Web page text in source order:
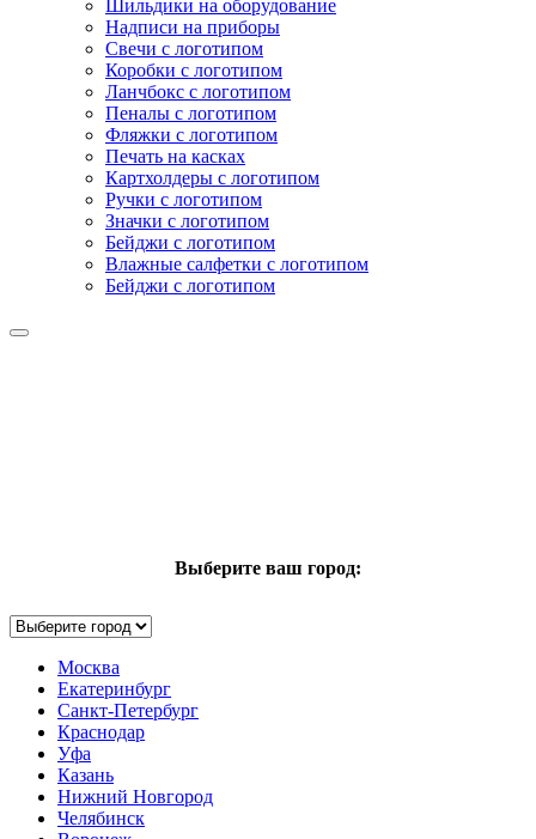
Шильдики на оборудование
Надписи на приборы
Свечи с логотипом
Коробки с логотипом
Ланчбокс с логотипом
Пеналы с логотипом
Фляжки с логотипом
Печать на касках
Картхолдеры с логотипом
Ручки с логотипом
Значки с логотипом
Бейджи с логотипом
Влажные салфетки с логотипом
Бейджи с логотипом
Выберите ваш город:
Москва
Екатеринбург
Санкт-Петербург
Краснодар
Уфа
Казань
Нижний Новгород
Челябинск